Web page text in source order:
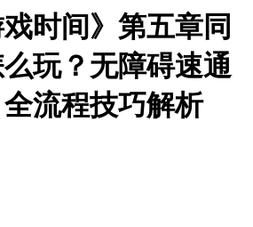
戏时间》第五章同
玩？无障碍速通
流程技巧解析